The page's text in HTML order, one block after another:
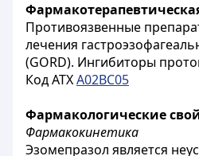
Противоязвенные
лечения
(GORD). Ингибиторы
Код АТХA02BC05
Фармакологические
Фармакокинетика
Эзомепразол является